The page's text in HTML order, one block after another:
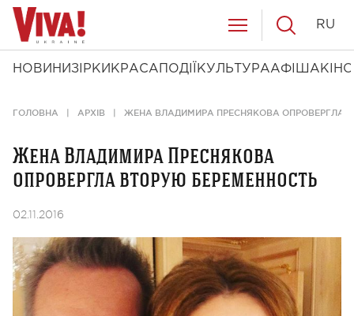
НОВИНИ ЗІРКИ КРАСА ПОДІЇ КУЛЬТУРААФІША КІНО
RU
ГОЛОВНА АРХІВ ЖЕНА ВЛАДИМИРА ПРЕСНЯКОВА ОПРОВЕРГЛА
Жена Владимира Преснякова
опровергла вторую беременность
02.11.2016